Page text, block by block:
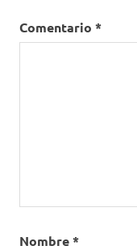
Clínica
OMS
Comentario *
Nombre*